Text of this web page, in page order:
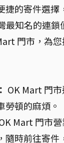
捷的寄件選擇
最知名的連
門市，為
OK Mart 門
勞頓的麻煩。
Mart 門市
隨時前往寄件